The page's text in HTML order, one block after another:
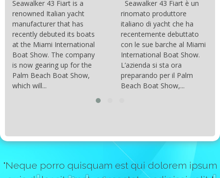
Seawalker 43 Fiart è un
rinomato produttore
italiano di yacht che ha
recentemente debuttato
con le sue barche al Miami
International Boat Show.
L’azienda si sta ora
preparando per il Palm
Beach Boat Show,...
materiali come la fibra di
carbonio hanno consentito
di costruire catamarani
sempre più belli, compatti,
resistenti, leggeri e
soprattutto stabili veloci
con una manovrabilità...
"Neque porro quisquam est qui dolorem ipsum